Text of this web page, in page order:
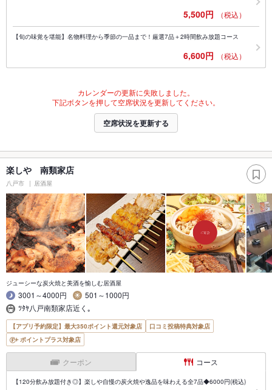
5,500円 （税込）
【旬の味覚を堪能】名物料理から季節の一品まで！厳選7品＋2時間飲み放題コース
6,600円 （税込）
カレンダーの更新に失敗しました。
下記ボタンを押して空席状況を更新してください。
空席状況を更新する
楽しや 南類家店
八戸市 居酒屋
ジューシーな炭火焼と美酒を愉しむ居酒屋
3001～4000円
501～1000円
ﾂﾀﾔ八戸南類家店近く｡
【アプリ予約限定】最大350ポイント還元対象店
口コミ投稿特典対象店
ポイントプラス対象店
クーポン コース
【120分飲み放題付き◎】楽しや自慢の炭火焼や逸品を味わえる全7品◆6000円(税込)